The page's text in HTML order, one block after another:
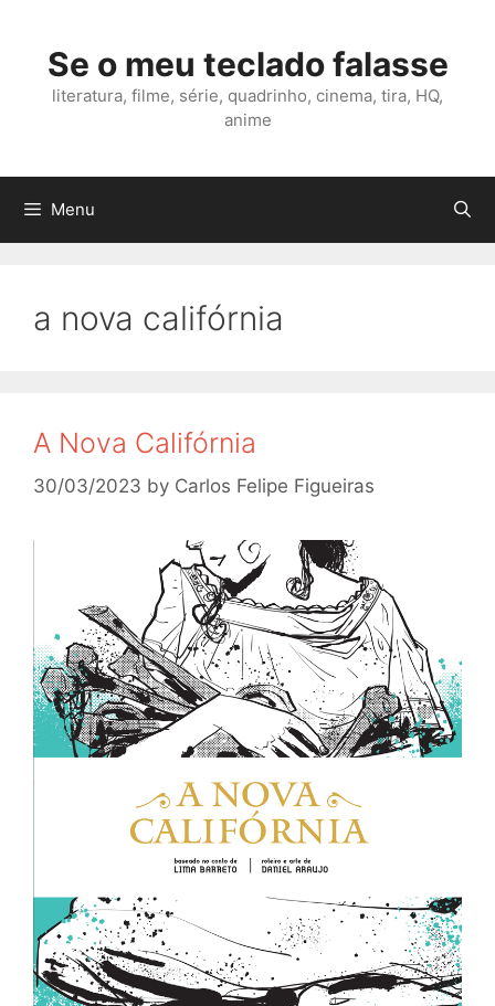
contentSe o meu teclado falasse
literatura, filme, série, quadrinho, cinema, tira, HQ,
anime
Menu
a nova califórnia
A Nova Califórnia
30/03/2023 by Carlos Felipe Figueiras